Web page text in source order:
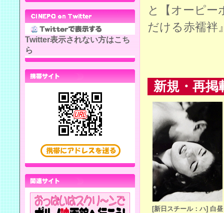
と【オーピ
だける赤襦袢
新規・再掲
[新日スチール：ハ] 白昼
Twitter表示されない方はこち
ら